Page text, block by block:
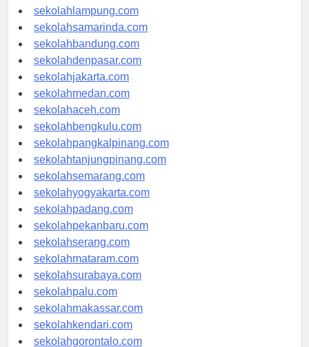
sekolahpalembang.com
sekolahlampung.com
sekolahsamarinda.com
sekolahbandung.com
sekolahdenpasar.com
sekolahjakarta.com
sekolahmedan.com
sekolahaceh.com
sekolahbengkulu.com
sekolahpangkalpinang.com
sekolahtanjungpinang.com
sekolahsemarang.com
sekolahyogyakarta.com
sekolahpadang.com
sekolahpekanbaru.com
sekolahserang.com
sekolahmataram.com
sekolahsurabaya.com
sekolahpalu.com
sekolahmakassar.com
sekolahkendari.com